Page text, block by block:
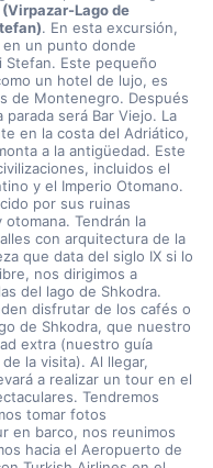
(Virpazar-Lago de
. En esta excursión,
en un punto donde
Stefan. Este pequeño
un hotel de lujo, es
de Montenegro. Después
será Bar Viejo. La
en la costa del Adriático,
a la antigüedad. Este
incluidos el
y el Imperio Otomano.
por sus ruinas
Tendrán la
con arquitectura de la
que data del siglo IX si lo
nos dirigimos a
del lago de Shkodra.
disfrutar de los cafés o
de Shkodra, que nuestro
extra (nuestro guía
la visita). Al llegar,
a realizar un tour en el
Tendremos
tomar fotos
en barco, nos reunimos
hacia el Aeropuerto de